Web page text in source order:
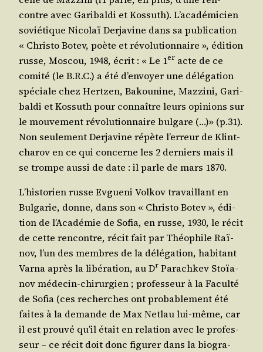
contre avec Gari­bal­di et Kos­suth). L’a­ca­dé­mi­cien
sovié­tique Nico­laï Der­ja­vine dans sa publi­ca­tion
« Chris­to Botev, poète et révo­lu­tion­naire », édi­tion
russe, Mos­cou, 1948, écrit : « Le 1er acte de ce
comi­té (le B.R.C.) a été d’en­voyer une délé­ga­tion
spé­ciale chez Hert­zen, Bakou­nine, Maz­zi­ni, Gari­
bal­di et Kos­suth pour connaître leurs opi­nions sur
le mou­ve­ment révo­lu­tion­naire bul­gare (…)» (p.31).
Non seule­ment Der­ja­vine répète l’er­reur de Klint­
cha­rov en ce qui concerne les 2 der­niers mais il
se trompe aus­si de date : il parle de mars 1870.
L’his­to­rien russe Evgue­ni Vol­kov tra­vaillant en
Bul­ga­rie, donne, dans son « Chris­to Botev », édi­
tion de l’A­ca­dé­mie de Sofia, en russe, 1930, le récit
de cette ren­contre, récit fait par Théo­phile Raï­
nov, l’un des membres de la délé­ga­tion, habi­tant
Var­na après la libé­ra­tion, au Dr Para­ch­kev Stoïa­
nov méde­cin-chi­rur­gien ; pro­fes­seur à la Facul­té
de Sofia (ces recherches ont pro­ba­ble­ment été
faites à la demande de Max Net­lau lui-même, car
il est prou­vé qu’il était en rela­tion avec le pro­fes­
seur – ce récit doit donc figu­rer dans la bio­gra­